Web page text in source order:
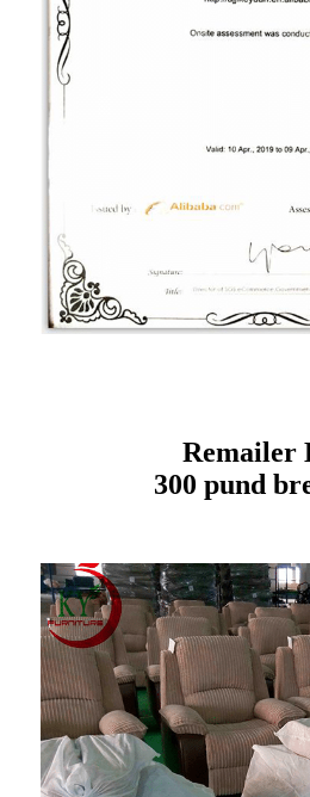
Remailer
300 pund